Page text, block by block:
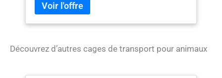
Taille combinée : 90 x 43 x 35 cm ; taille divisée : 44
x 43 x 35 cm x 2 pièces. Cadeaux et fonctions : cet
ensemble de niche double pour animaux de
animaux domestiques pour une utilisation en
Découvrez d’autres cages de transport pour animaux